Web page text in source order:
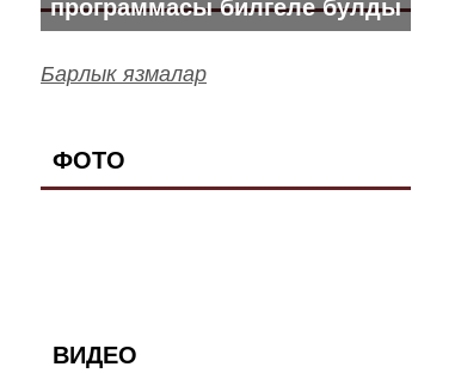
программасы билгеле булды
Барлык язмалар
ФОТО
ВИДЕО